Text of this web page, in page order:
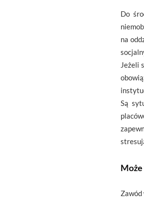
Do
na
Jeżeli
Są